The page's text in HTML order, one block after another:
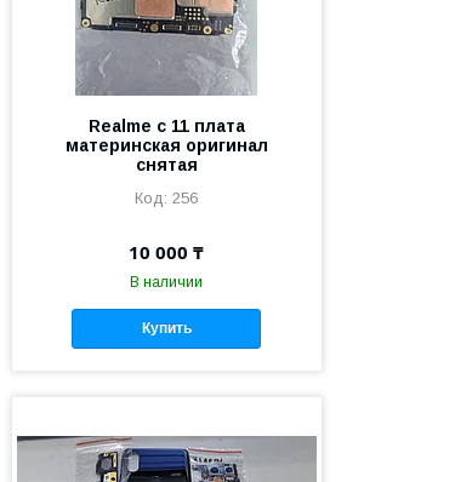
Realme c 11 плата
материнская оригинал
снятая
256
10 000 ₸
В наличии
Купить